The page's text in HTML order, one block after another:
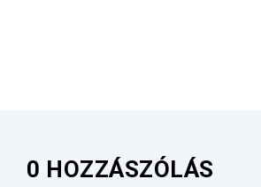
0 HOZZÁSZÓLÁS